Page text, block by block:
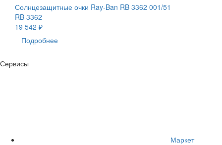
Солнцезащитные очки Ray-Ban RB 3362 001/51
RB 3362
19 542 ₽
Подробнее
Сервисы
Маркет